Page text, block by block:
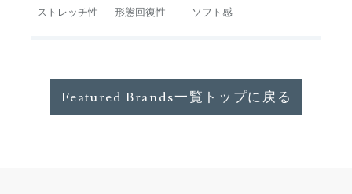
ストレッチ性 形態回復性 ソフト感
Featured Brands一覧トップに戻る